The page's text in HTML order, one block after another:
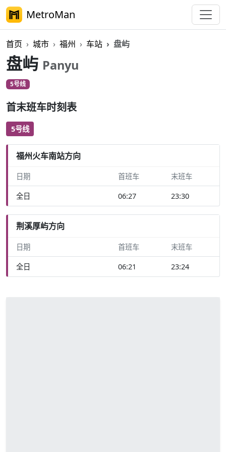
MetroMan
首页 城市 福州 车站 盘屿
盘屿 Panyu
5号线
首末班车时刻表
5号线
福州火车南站方向
日期 首班车 末班车
全日 06:27 23:30
荆溪厚屿方向
日期 首班车 末班车
全日 06:21 23:24